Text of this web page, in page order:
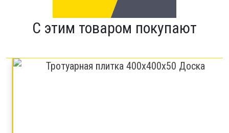
С этим товаром покупают